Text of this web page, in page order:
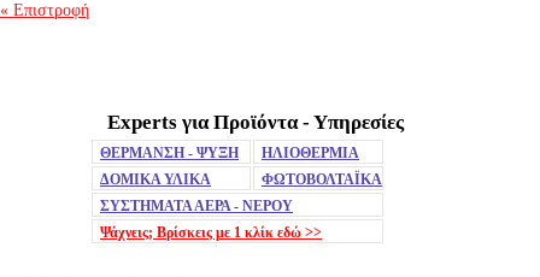
« Επιστροφή
MuteExperts για Προϊόντα - Υπηρεσίες
ΘΕΡΜΑΝΣΗ - ΨΥΞΗ
ΗΛΙΟΘΕΡΜΙΑ
ΔΟΜΙΚΑ ΥΛΙΚΑ
ΦΩΤΟΒΟΛΤΑΪΚΑ
ΣΥΣΤΗΜΑΤΑ ΑΕΡΑ - ΝΕΡΟΥ
Ψάχνεις; Βρίσκεις με 1 κλίκ εδώ >>